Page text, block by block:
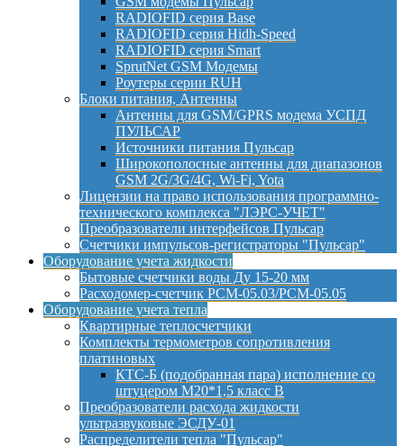
RADIOFID серия Base
RADIOFID серия Hidh-Speed
RADIOFID серия Smart
SprutNet GSM Модемы
Роутеры серии RUH
Блоки питания, Антенны
Антенны для GSM/GPRS модема УСПД
ПУЛЬСАР
Источники питания Пульсар
Широкополосные антенны для диапазонов
GSM 2G/3G/4G, Wi-Fi, Yota
Лицензии на право использования программно-
технического комплекса "ЛЭРС-УЧЕТ"
Преобразователи интерфейсов Пульсар
Счетчики импульсов-регистраторы "Пульсар"
Оборудование учета жидкости
Бытовые счетчики воды Ду 15-20 мм
Расходомер-счетчик РСМ-05.03/РСМ-05.05
Оборудование учета тепла
Квартирные теплосчетчики
Комплекты термометров сопротивления
платиновых
КТС-Б (подобранная пара) исполнение со
штуцером М20*1,5 класс B
Преобразователи расхода жидкости
ультразвуковые ЭСДУ-01
Распределители тепла "Пульсар"